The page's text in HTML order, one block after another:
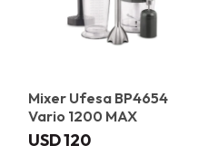
Mixer Ufesa BP4654
Vario 1200 MAX
USD120